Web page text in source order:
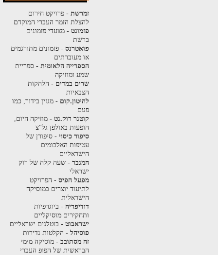
זמרשת- פרויקט חירום
להצלת הזמר העברי המוקדם
פזמונט- מצעדי פזמונים
ברשת
פואטרנס- פזמונים מתורגמים
או מעוברתים
הספרייה הלאומית- ספריית
שמע ומוזיקה
שרים במדים - הלהקות
הצבאיות
להיטון.קום - מגזין בידור, כמו
פעם
קוטנר רוק.נט- מוזיקה היום,
הופעות באולפן גל"צ
סיפור כיסוי- סיפורן של
עטיפות האלבומים
הישראליים
המגבר- שעה קלה של רוק
ישראלי
מפעל הפיס- הפרויקט
לתיעוד יוצרים במוסיקה
הישראלית
דודיפדיה- ביוגרפיות
ותחקירים מוסיקליים
ישראבוט- בוטלגים ישראליים
פוסיהל- הקלטות נדירות
זה מסתובב- מוסיקה מימי
הבראשית של הפופ העברי